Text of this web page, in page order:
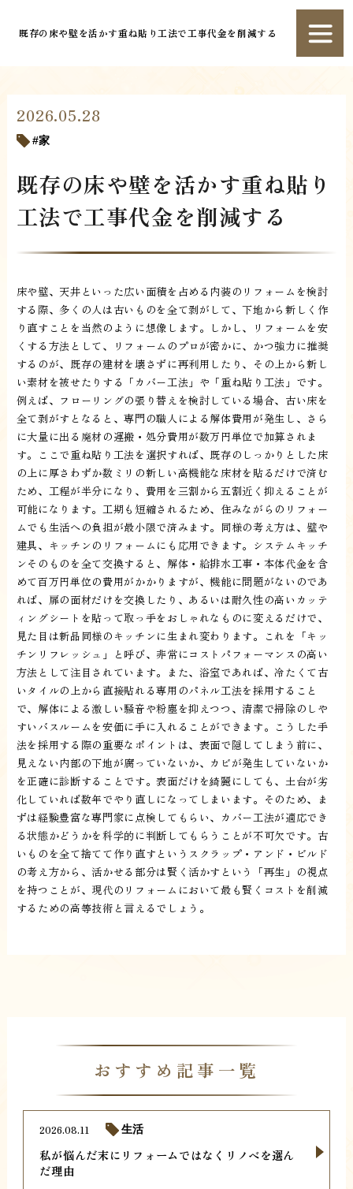
既存の床や壁を活かす重ね貼り工法で工事代金を削減する
2026.05.28
家
既存の床や壁を活かす重ね貼り
工法で工事代金を削減する
床や壁、天井といった広い面積を占める内装のリフォームを検討
する際、多くの人は古いものを全て剥がして、下地から新しく作
り直すことを当然のように想像します。しかし、リフォームを安
くする方法として、リフォームのプロが密かに、かつ強力に推奨
するのが、既存の建材を壊さずに再利用したり、その上から新し
い素材を被せたりする「カバー工法」や「重ね貼り工法」です。
例えば、フローリングの張り替えを検討している場合、古い床を
全て剥がすとなると、専門の職人による解体費用が発生し、さら
に大量に出る廃材の運搬・処分費用が数万円単位で加算されま
す。ここで重ね貼り工法を選択すれば、既存のしっかりとした床
の上に厚さわずか数ミリの新しい高機能な床材を貼るだけで済む
ため、工程が半分になり、費用を三割から五割近く抑えることが
可能になります。工期も短縮されるため、住みながらのリフォー
ムでも生活への負担が最小限で済みます。同様の考え方は、壁や
建具、キッチンのリフォームにも応用できます。システムキッチ
ンそのものを全て交換すると、解体・給排水工事・本体代金を含
めて百万円単位の費用がかかりますが、機能に問題がないのであ
れば、扉の面材だけを交換したり、あるいは耐久性の高いカッテ
ィングシートを貼って取っ手をおしゃれなものに変えるだけで、
見た目は新品同様のキッチンに生まれ変わります。これを「キッ
チンリフレッシュ」と呼び、非常にコストパフォーマンスの高い
方法として注目されています。また、浴室であれば、冷たくて古
いタイルの上から直接貼れる専用のパネル工法を採用すること
で、解体による激しい騒音や粉塵を抑えつつ、清潔で掃除のしや
すいバスルームを安価に手に入れることができます。こうした手
法を採用する際の重要なポイントは、表面で隠してしまう前に、
見えない内部の下地が腐っていないか、カビが発生していないか
を正確に診断することです。表面だけを綺麗にしても、土台が劣
化していれば数年でやり直しになってしまいます。そのため、ま
ずは経験豊富な専門家に点検してもらい、カバー工法が適応でき
る状態かどうかを科学的に判断してもらうことが不可欠です。古
いものを全て捨てて作り直すというスクラップ・アンド・ビルド
の考え方から、活かせる部分は賢く活かすという「再生」の視点
を持つことが、現代のリフォームにおいて最も賢くコストを削減
するための高等技術と言えるでしょう。
おすすめ記事一覧
私が悩んだ末にリフォームではなくリノベを選ん
だ理由
2026.08.11 生活